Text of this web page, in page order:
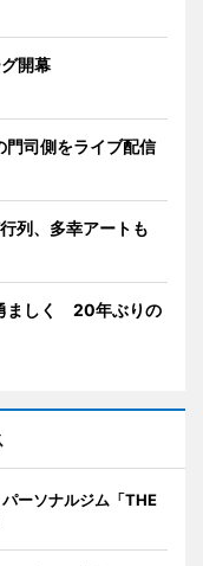
開幕
門司側をライブ配信
列、多幸アートも
ましく 20年ぶりの
ーソナルジム「THE